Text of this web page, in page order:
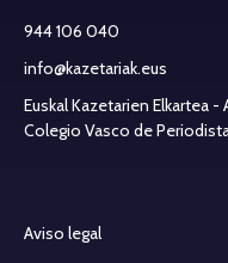
944 106 040
info@kazetariak.eus
Euskal Kazetarien Elkartea
Colegio Vasco de
Aviso legal